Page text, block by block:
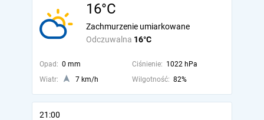
16°C
Odczuwalna 16°C
Zachmurzenie umiarkowane
Opad: 0 mm Ciśnienie: 1022 hPa
Wiatr:
7 km/h Wilgotność: 82%
21:00